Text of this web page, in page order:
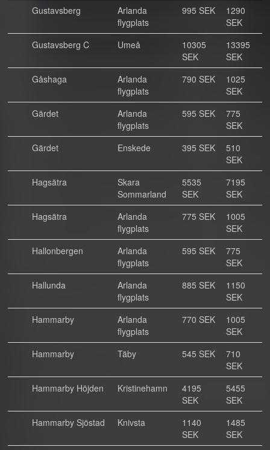
Gustavsberg
Arlanda
flygplats
995 SEK
1290
SEK
Gustavsberg C
Umeå
10305
SEK
13395
SEK
Gåshaga
Arlanda
flygplats
790 SEK
1025
SEK
Gärdet
Arlanda
flygplats
595 SEK
775
SEK
Gärdet
Enskede 395 SEK
510
SEK
Hagsätra
Skara
Sommarland
5535
SEK
7195
SEK
Hagsätra
Arlanda
flygplats
775 SEK
1005
SEK
Hallonbergen
Arlanda
flygplats
595 SEK
775
SEK
Hallunda
Arlanda
flygplats
885 SEK
1150
SEK
Hammarby
Arlanda
flygplats
770 SEK
1005
SEK
Hammarby
Täby 545 SEK
710
SEK
Hammarby Höjden
Kristinehamn
4195
SEK
5455
SEK
Hammarby Sjöstad
Knivsta
1140
SEK
1485
SEK